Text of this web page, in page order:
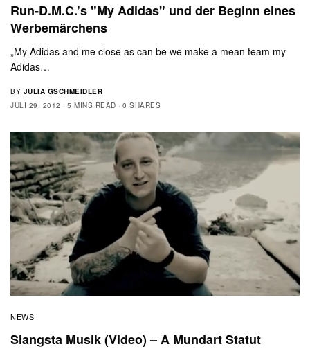
Run-D.M.C.’s "My Adidas" und der Beginn eines
Werbemärchens
„My Adidas and me close as can be we make a mean team my
Adidas…
BY JULIA GSCHMEIDLER
JULI 29, 2012
5 MINS READ 0 SHARES
NEWS
Slangsta Musik (Video) – A Mundart Statut